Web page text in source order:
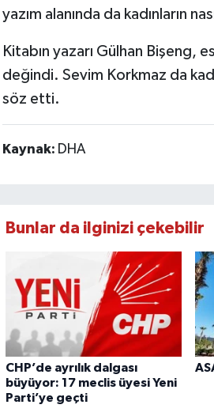
yazım alanında da kadınların
Kitabın yazarı Gülhan Bişeng,
değindi. Sevim Korkmaz da
söz etti.
Kaynak: DHA
Bunlar da ilginizi çekebilir
CHP’de ayrılık dalgası
büyüyor: 17 meclis üyesi Yeni
Parti’ye geçti